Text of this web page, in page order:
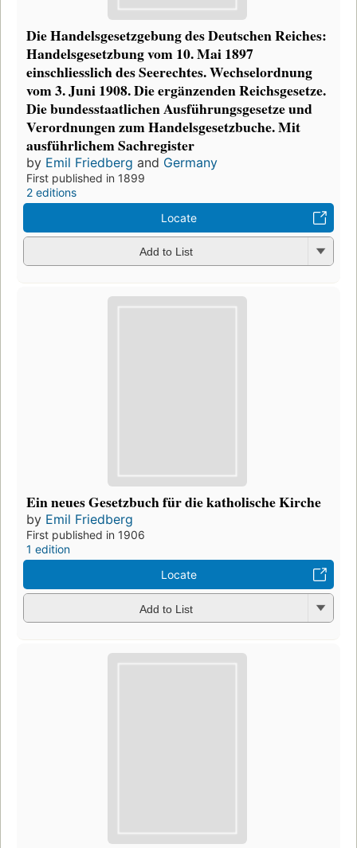
Die Handelsgesetzgebung des Deutschen Reiches:
Handelsgesetzbung vom 10. Mai 1897
einschliesslich des Seerechtes. Wechselordnung
vom 3. Juni 1908. Die ergänzenden Reichsgesetze.
Die bundesstaatlichen Ausführungsgesetze und
Verordnungen zum Handelsgesetzbuche. Mit
ausführlichem Sachregister
by Emil Friedberg and Germany
First published in 1899
2 editions
Locate
Add to List
Ein neues Gesetzbuch für die katholische Kirche
by Emil Friedberg
First published in 1906
1 edition
Locate
Add to List